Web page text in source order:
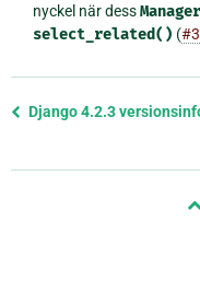
nyckel när dessManager
select_related() (
Föregående
Django 4.2.3